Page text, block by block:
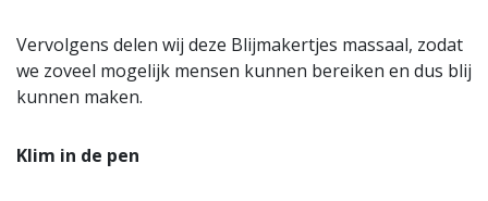
Vervolgens delen wij deze Blijmakertjes massaal, zodat
we zoveel mogelijk mensen kunnen bereiken en dus blij
kunnen maken.
Klim in de pen